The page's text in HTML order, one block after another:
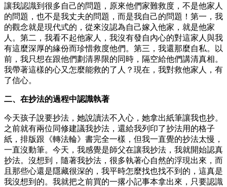
讓我認識到很多自己的問題，原來他們家難救度，不是他家人
的問題，也不是我丈夫的問題，而是我自己的問題！第一，我
的觀念就是現代式的，從來沒認為自己嫁入他家，就是他家
人。第二，我看不起他家人，我沒有發自內心的對這家人與我
有這麼深厚的緣份而珍惜救度他們。第三，我還那麼自私。以
前，我只想在跟他們劃清界限的同時，隔空給他們講清真相。
我帶著這樣的心又怎麼能救的了人？現在，我對救他家人，有
了信心。
二、在抄法的過程中認識執著
今天孩子說要抄法，她說讀法不入心，她拿出紙筆讓我也抄。
之前就有兩位同修建議我抄法，還給我列印了抄法用的格子
紙，排版跟《轉法輪》書完全一樣，但我一直覺的抄法太慢，
一直沒動筆。今天，我感覺是師父在讓我抄法，我就開始認真
抄法。沒想到，隨著我抄法，很多執著心自然的浮現出來，而
且那些心還是隱藏很深的，我平時怎麼找也找不到的，這真是
我沒想到的。我就把之前買的一撂小記事本拿出來，只要認識